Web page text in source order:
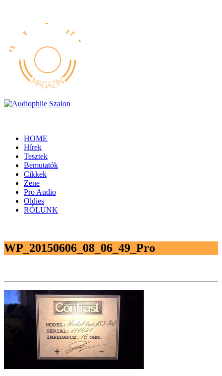
HOME
Hírek
Tesztek
Bemutatók
Cikkek
Zene
Pro Audio
Oldies
RÓLUNK
WP_20150606_08_06_49_Pro